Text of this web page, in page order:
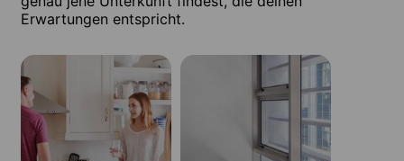
Erwartungen entspricht.